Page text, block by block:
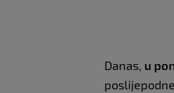
Danas, u